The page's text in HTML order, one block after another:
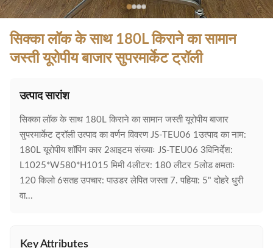
सिक्का लॉक के साथ 180L किराने का सामान
जस्ती यूरोपीय बाजार सुपरमार्केट ट्रॉली
उत्पाद सारांश
सिक्का लॉक के साथ 180L किराने का सामान जस्ती यूरोपीय बाजार
सुपरमार्केट ट्रॉली उत्पाद का वर्णन विवरण JS-TEU06 1उत्पाद का नाम:
180L यूरोपीय शॉपिंग कार 2आइटम संख्याः JS-TEU06 3विनिर्देश:
L1025*W580*H1015 मिमी 4लीटर: 180 लीटर 5लोड क्षमताः
120 किलो 6सतह उपचार: पाउडर लेपित जस्ता 7. पहिया: 5" दोहरे धुरी
वा...
Key Attributes